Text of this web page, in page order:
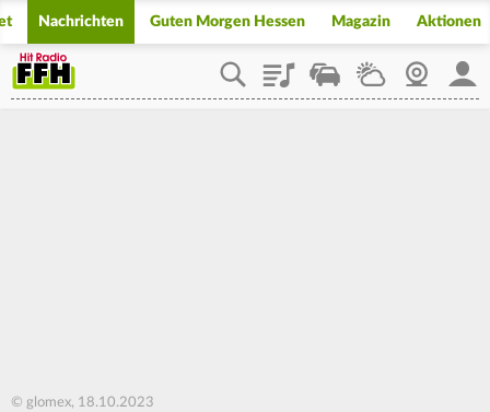
Nachrichten Guten Morgen Hessen Magazin Aktionen
PlaylistStaupilotWetterWebcam
© glomex, 18.10.2023